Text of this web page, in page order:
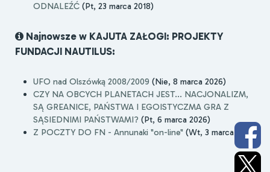
ODNALEŹĆ (Pt, 23 marca 2018)
Najnowsze w KAJUTA ZAŁOGI: PROJEKTY
FUNDACJI NAUTILUS:
UFO nad Olszówką 2008/2009 (Nie, 8 marca 2026)
CZY NA OBCYCH PLANETACH JEST... NACJONALIZM,
SĄ GREANICE, PAŃSTWA I EGOISTYCZMA GRA Z
SĄSIEDNIMI PAŃSTWAMI? (Pt, 6 marca 2026)
Z POCZTY DO FN - Annunaki "on-line" (Wt, 3 marca 2026)